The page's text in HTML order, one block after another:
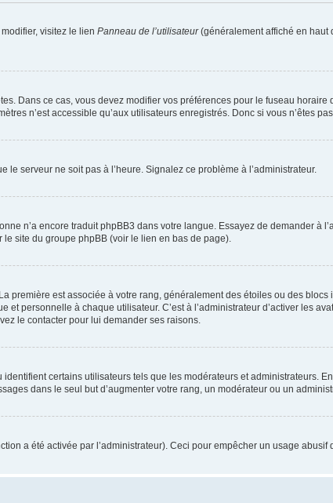
visitez le lien Panneau de l’utilisateur(généralement affiché en haut
Dans ce cas, vous devez modifier vos préférences pour le fuseau
n’est accessible qu’aux utilisateurs enregistrés. Donc si vous n’êtes
le serveur ne soit pas à l’heure. Signalez ce problème à l’administrateur.
n’a encore traduit phpBB3 dans votre langue. Essayez de demander à
site du groupe phpBB (voir le lien en bas de page).
première est associée à votre rang, généralement des étoiles ou des
personnelle à chaque utilisateur. C’est à l’administrateur d’activer les
le contacter pour lui demander ses raisons.
certains utilisateurs tels que les modérateurs et administrateurs.
dans le seul but d’augmenter votre rang, un modérateur ou un
a été activée par l’administrateur). Ceci pour empêcher un usage